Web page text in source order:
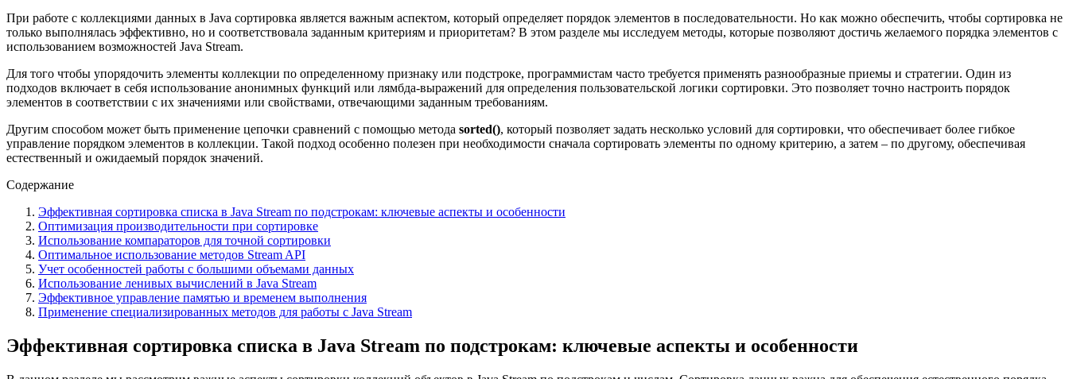
При работе с коллекциями данных в Java сортировка является важным аспектом, который определяет порядок элементов в последовательности. Но как можно обеспечить, чтобы сортировка не
только выполнялась эффективно, но и соответствовала заданным критериям и приоритетам? В этом разделе мы исследуем методы, которые позволяют достичь желаемого порядка элементов с
использованием возможностей Java Stream.
Для того чтобы упорядочить элементы коллекции по определенному признаку или подстроке, программистам часто требуется применять разнообразные приемы и стратегии. Один из
подходов включает в себя использование анонимных функций или лямбда-выражений для определения пользовательской логики сортировки. Это позволяет точно настроить порядок
элементов в соответствии с их значениями или свойствами, отвечающими заданным требованиям.
Другим способом может быть применение цепочки сравнений с помощью метода sorted(), который позволяет задать несколько условий для сортировки, что обеспечивает более гибкое
управление порядком элементов в коллекции. Такой подход особенно полезен при необходимости сначала сортировать элементы по одному критерию, а затем – по другому, обеспечивая
естественный и ожидаемый порядок значений.
Содержание
Эффективная сортировка списка в Java Stream по подстрокам: ключевые аспекты и особенности
Оптимизация производительности при сортировке
Использование компараторов для точной сортировки
Оптимальное использование методов Stream API
Учет особенностей работы с большими объемами данных
Использование ленивых вычислений в Java Stream
Эффективное управление памятью и временем выполнения
Применение специализированных методов для работы с Java Stream
Эффективная сортировка списка в Java Stream по подстрокам: ключевые аспекты и особенности